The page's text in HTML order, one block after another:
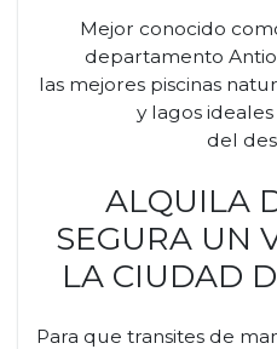
Mejor conocido
departamento
las mejores piscinas
y lagos
del
ALQUILA
SEGURA UN
LA CIUDAD
Para que transites de